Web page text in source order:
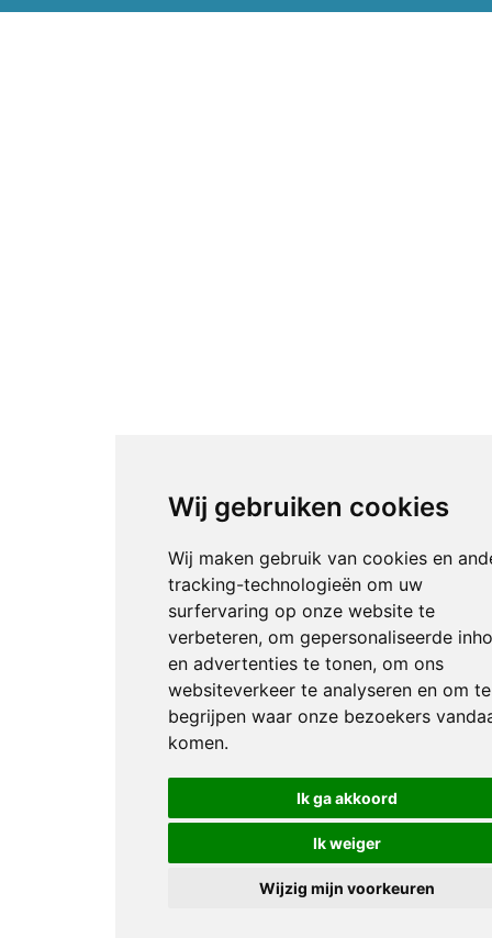
Wij gebruiken cookies
Wij maken gebruik van cookies en
tracking-technologieën om uw
surfervaring op onze website te
verbeteren, om gepersonaliseerde
en advertenties te tonen, om ons
websiteverkeer te analyseren en om te
begrijpen waar onze bezoekers
komen.
Ik ga akkoord
Ik weiger
Wijzig mijn voorkeuren